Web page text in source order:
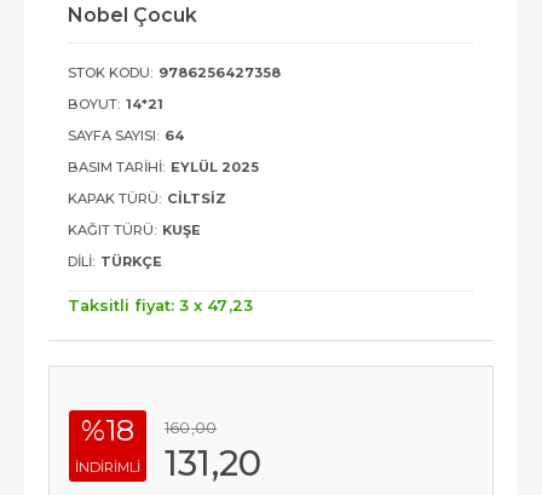
Nobel Çocuk
STOK KODU: 9786256427358
BOYUT: 14*21
SAYFA SAYISI: 64
BASIM TARIHI: EYLÜL 2025
KAPAK TÜRÜ: CILTSIZ
KAĞIT TÜRÜ: KUŞE
DILI: TÜRKÇE
Taksitli fiyat: 3 x 47 ,23
%18
INDIRIMLI
160,00
131,20